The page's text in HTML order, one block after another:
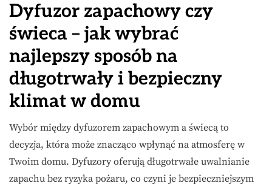
Dyfuzor zapachowy czy
świeca – jak wybrać
najlepszy sposób na
długotrwały i bezpieczny
klimat w domu
Wybór między dyfuzorem zapachowym a świecą to
decyzja, która może znacząco wpłynąć na atmosferę w
Twoim domu. Dyfuzory oferują długotrwałe uwalnianie
zapachu bez ryzyka pożaru, co czyni je bezpieczniejszym